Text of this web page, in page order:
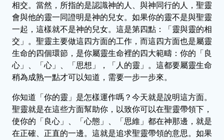
相交。當然，所指的是認識神的人、與神同行的人，聖靈
會與他的靈一同證明是神的兒女。如果你的靈不是與聖靈
一起，這樣就不是神的兒女。這是第四點：「靈與靈的相
交」。聖靈主要做這四方面的工作，而這四方面也是屬靈
生命的四個環節，是你屬靈生命裡的四大範疇：你的「良
心」、「心」、「思想」，「人的靈」。這都要屬靈生命
稍為成熟一點才可以知道，需要一步一步來。
你知道「你的靈」是怎樣運作嗎？今天就是說明這方面。
聖靈就是在這些方面幫助你，以致你可以在聖靈帶領下，
使你的「良心」、「心態」、「思維」都在神那邊，就是
在正確、正直的一邊。這就是追求聖靈帶領的意思。如果